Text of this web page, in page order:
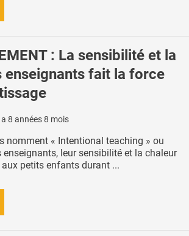
: La sensibilité et la
enseignants fait la force
8 années 8 mois
nomment « Intentional teaching » ou
enseignants, leur sensibilité et la chaleur
petits enfants durant ...